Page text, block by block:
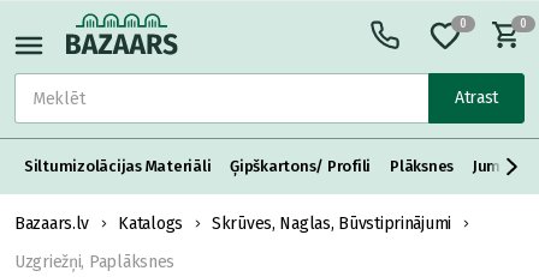
Atrast
0 0
Siltumizolācijas Materiāli Ģipškartons/ Profili Plāksnes Jumta
Bazaars.lv Katalogs
Skrūves, Naglas, Būvstiprinājumi
Uzgriežņi, Paplāksnes